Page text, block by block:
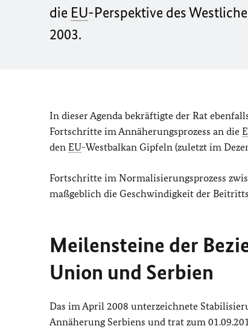
die EU-Perspektive des
2003.
In dieser Agenda bekräftigte der Rat
Fortschritte im Annäherungsprozess an die
den EU-Westbalkan Gipfeln (zuletzt im
Fortschritte im Normalisierungsprozess
maßgeblich die Geschwindigkeit der
Meilensteine der
Union und Serbien
Das im April 2008 unterzeichnete
Annäherung Serbiens und trat zum